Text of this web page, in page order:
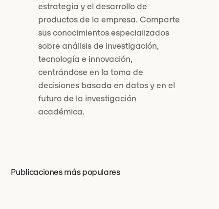
estrategia y el desarrollo de
productos de la empresa. Comparte
sus conocimientos especializados
sobre análisis de investigación,
tecnología e innovación,
centrándose en la toma de
decisiones basada en datos y en el
futuro de la investigación
académica.
Publicaciones más populares